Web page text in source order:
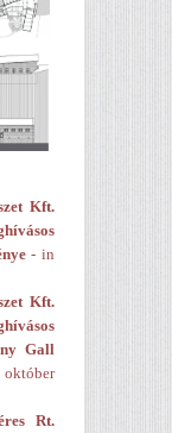
Kft.
- in
Kft.
Gall
Rt.